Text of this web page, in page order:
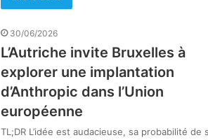
30/06/2026
L’Autriche invite Bruxelles à
explorer une implantation
d’Anthropic dans l’Union
européenne
TL;DR L’idée est audacieuse, sa probabilité de